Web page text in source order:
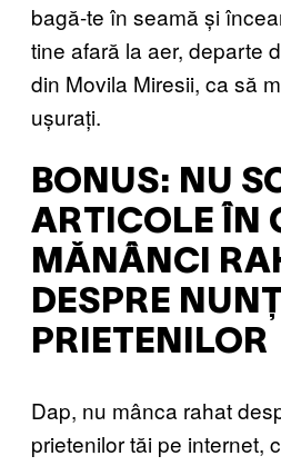
bagă-te în seamă și
tine afară la aer, departe
din Movila Miresii, ca să
ușurați.
BONUS: NU
ARTICOLE ÎN
MĂNÂNCI
DESPRE
PRIETENILOR
Dap, nu mânca rahat
prietenilor tăi pe internet,